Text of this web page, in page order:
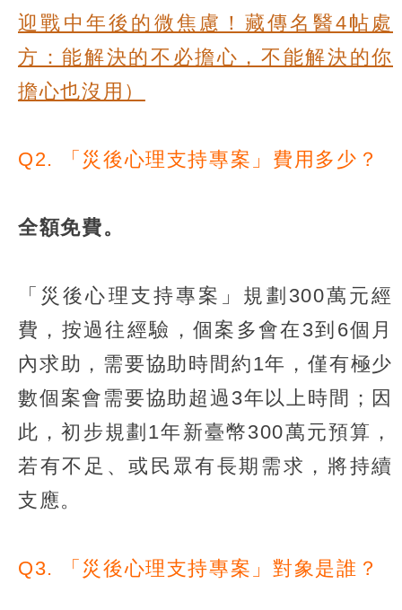
迎戰中年後的微焦慮！藏傳名醫4帖處
方：能解決的不必擔心，不能解決的你
擔心也沒用）
Q2. 「災後心理支持專案」費用多少？
全額免費。
「災後心理支持專案」規劃300萬元經
費，按過往經驗，個案多會在3到6個月
內求助，需要協助時間約1年，僅有極少
數個案會需要協助超過3年以上時間；因
此，初步規劃1年新臺幣300萬元預算，
若有不足、或民眾有長期需求，將持續
支應。
Q3. 「災後心理支持專案」對象是誰？